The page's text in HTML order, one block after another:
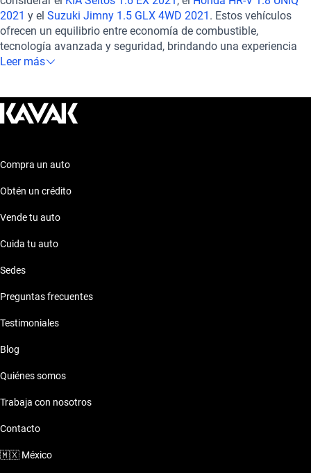
Con 6 airbags, frenos ABS y asistencia de frenado, tu seguridad
es nuestra prioridad. Experimenta la versatilidad y calidad de
KIA en el Soul 1.6 LX 2021, ¡tu compañero ideal en la carretera!
2021 y el Suzuki Jimny 1.5 GLX 4WD 2021 . Estos vehículos
ofrecen un equilibrio entre economía de combustible,
tecnología avanzada y seguridad, brindando una experiencia
de conducción confiable y cómoda. Explora estas opciones
modelos en nuestra sección de autos similares!
Leer más
Compra un auto
Obtén un crédito
Vende tu auto
Cuida tu auto
Sedes
Preguntas frecuentes
Testimoniales
Blog
Quiénes somos
Trabaja con nosotros
Contacto
🇲🇽 México